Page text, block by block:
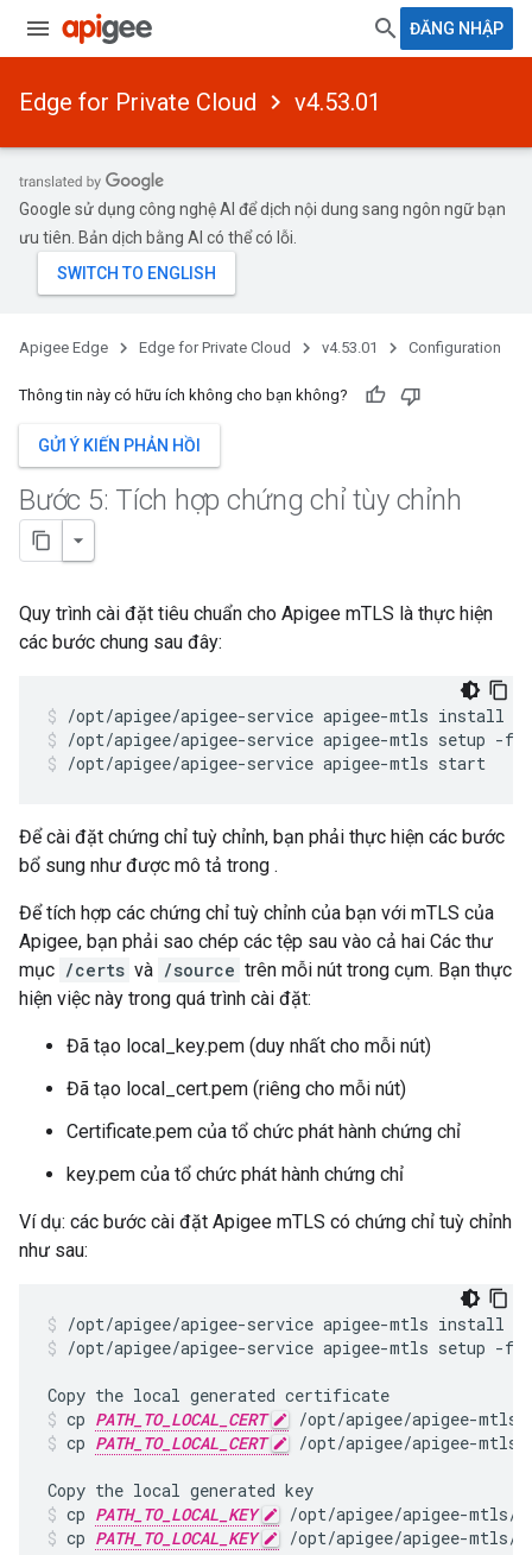
ĐĂNG NHẬP
Edge for Private Cloud v4.53.01
Google sử dụng công nghệ AI để dịch nội dung sang ngôn ngữ bạn
ưu tiên. Bản dịch bằng AI có thể có lỗi.
Apigee Edge Edge for Private Cloud v4.53.01 Configuration
Thông tin này có hữu ích không cho bạn không?
GỬI Ý KIẾN PHẢN HỒI
Bước 5: Tích hợp chứng chỉ tùy chỉnh
Quy trình cài đặt tiêu chuẩn cho Apigee mTLS là thực hiện
các bước chung sau đây:
/opt/apigee/apigee-service apigee-mtls setup -
/opt/apigee/apigee-service apigee-mtls start
Để cài đặt chứng chỉ tuỳ chỉnh, bạn phải thực hiện các bước
bổ sung như được mô tả trong .
Để tích hợp các chứng chỉ tuỳ chỉnh của bạn với mTLS của
Apigee, bạn phải sao chép các tệp sau vào cả hai Các thư
mục /certs và /source trên mỗi nút trong cụm. Bạn thực
hiện việc này trong quá trình cài đặt:
Đã tạo local_key.pem (duy nhất cho mỗi nút)
Đã tạo local_cert.pem (riêng cho mỗi nút)
Certificate.pem của tổ chức phát hành chứng chỉ
key.pem của tổ chức phát hành chứng chỉ
Ví dụ: các bước cài đặt Apigee mTLS có chứng chỉ tuỳ chỉnh
như sau:
/opt/apigee/apigee-service apigee-mtls setup -
cp PATH_TO_LOCAL_CERT
/opt/apigee/apigee-mtls/
cp PATH_TO_LOCAL_CERT /opt/apigee/apigee-mtls/
cp PATH_TO_LOCAL_KEY
/opt/apigee/apigee-mtls/
cp PATH_TO_LOCAL_KEY /opt/apigee/apigee-mtls/